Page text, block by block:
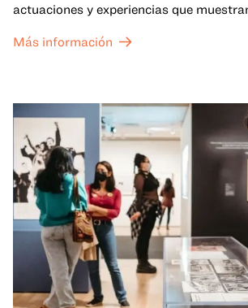
actuaciones y experiencias que
Más información